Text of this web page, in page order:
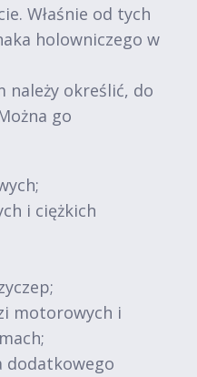
Właśnie od tych
holowniczego w
należy określić, do
go
i ciężkich
motorowych i
dodatkowego